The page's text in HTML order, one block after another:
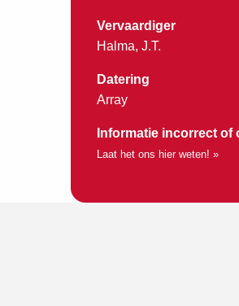
Vervaardiger
Halma, J.T.
Datering
Array
Informatie incorrect of
Laat het ons hier weten! »